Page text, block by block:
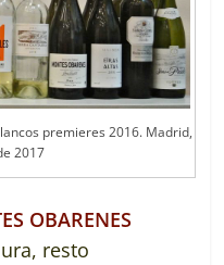
premieres 2016. Madrid,
2017
OBARENES
resto